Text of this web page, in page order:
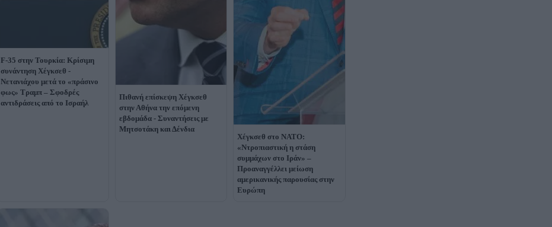
F-35 στην Τουρκία: Κρίσιμη
συνάντηση Χέγκσεθ -
Νετανιάχου μετά το «πράσινο
φως» Τραμπ – Σφοδρές
αντιδράσεις από το Ισραήλ
Πιθανή επίσκεψη Χέγκσεθ
στην Αθήνα την επόμενη
εβδομάδα - Συναντήσεις με
Μητσοτάκη και Δένδια
Χέγκσεθ στο ΝΑΤΟ:
«Ντροπιαστική η στάση
συμμάχων στο Ιράν» –
Προαναγγέλλει μείωση
αμερικανικής παρουσίας στην
Ευρώπη